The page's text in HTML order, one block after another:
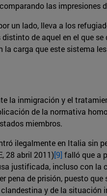
las impresiones
un lado, lleva a los
de aquel en el que se
carga que este sistema
la inmigración y el
de la normativa
miembros.
ilegalmente en Italia sin
28 abril 2011)[9] falló que a
justificada, incluso con la
pena de prisión, puesto que
y de la situación